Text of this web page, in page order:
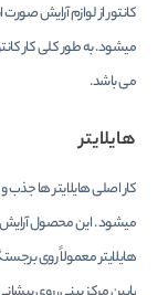
کانتور از لوازم آرایش
میشود. به طور کلی کار
می باشد.
هایلایتر
کار اصلی هایلایتر ها
میشود . این محصول
هایلایتر معمولاً روی